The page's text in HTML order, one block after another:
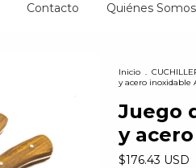
Contacto Quiénes Somos
Inicio .
y acero inoxidable
Juego
y
$176.43 USD